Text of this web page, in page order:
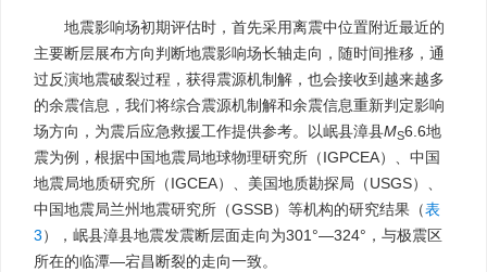
地震影响场初期评估时，首先采用离震中位置附近最近的
主要断层展布方向判断地震影响场长轴走向，随时间推移，通
过反演地震破裂过程，获得震源机制解，也会接收到越来越多
的余震信息，我们将综合震源机制解和余震信息重新判定影响
场方向，为震后应急救援工作提供参考。以岷县漳县MS6.6地
震为例，根据中国地震局地球物理研究所（IGPCEA）、中国
地震局地质研究所（IGCEA）、美国地质勘探局（USGS）、
中国地震局兰州地震研究所（GSSB）等机构的研究结果（表
3），岷县漳县地震发震断层面走向为301°—324°，与极震区
所在的临潭—宕昌断裂的走向一致。